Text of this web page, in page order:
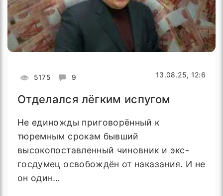
5175 9 13.08.25, 12:6
Отделался лёгким испугом
Не единожды приговорённый к
тюремным срокам бывший
высокопоставленный чиновник и экс-
госдумец освобождён от наказания. И не
он один…